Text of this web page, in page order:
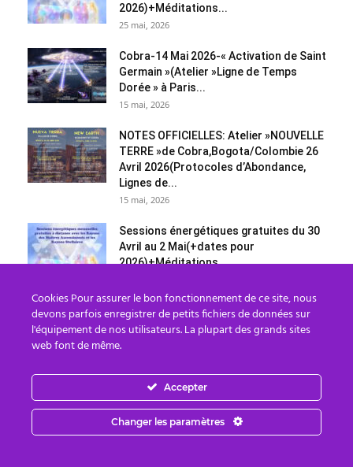
2026)+Méditations...
25 mai, 2026
Cobra-14 Mai 2026-« Activation de Saint
Germain »(Atelier »Ligne de Temps
Dorée » à Paris...
15 mai, 2026
NOTES OFFICIELLES: Atelier »NOUVELLE
TERRE »de Cobra,Bogota/Colombie 26
Avril 2026(Protocoles d’Abondance,
Lignes de...
15 mai, 2026
Sessions énergétiques gratuites du 30
Avril au 2 Mai(+dates pour
2026)+Méditations...
Cobra-20 Avril 2026-Situation Planétaire(
Atelier »Nouvelle Terre »
Bogota/Colombie Avril 2026,
21 avril, 2026
Cookies Pour assurer le bon fonctionnement de ce site, nous
devons parfois enregistrer de petits fichiers de données sur
l'équipement de nos utilisateurs. La plupart des grands sites
web font de même.
Accepter
Changer les paramètres